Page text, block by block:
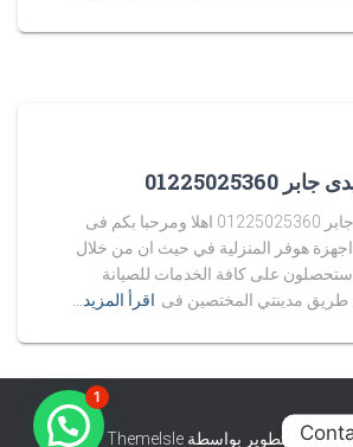
صيانة هوفر سيدى جابر 01225025360 اهلا ومرحبا بكم فى
هوفر المنزلية في حيث ان من خلال
على كافة الخدمات للصيانة
طريق مدينتي المختصين فى اقرأ المزيد…
ThemeIsle
1